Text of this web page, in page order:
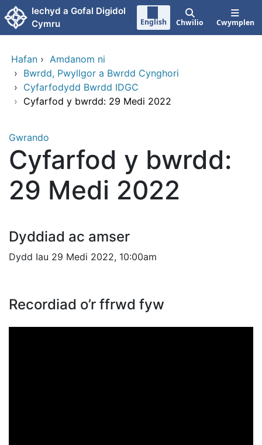
Neidio i'r prif gynnwy
Iechyd a Gofal Digidol
Cymru
English Chwilio Cwymplen
Hafan › Amdanom ni
› Bwrdd, Pwyllgor a Bwrdd Cynghori
› Cyfarfodydd Bwrdd IDGC
› Cyfarfod y bwrdd: 29 Medi 2022
Gwrando
Cyfarfod y bwrdd:
29 Medi 2022
Dyddiad ac amser
Dydd Iau 29 Medi 2022, 10:00am
Recordiad o’r ffrwd fyw